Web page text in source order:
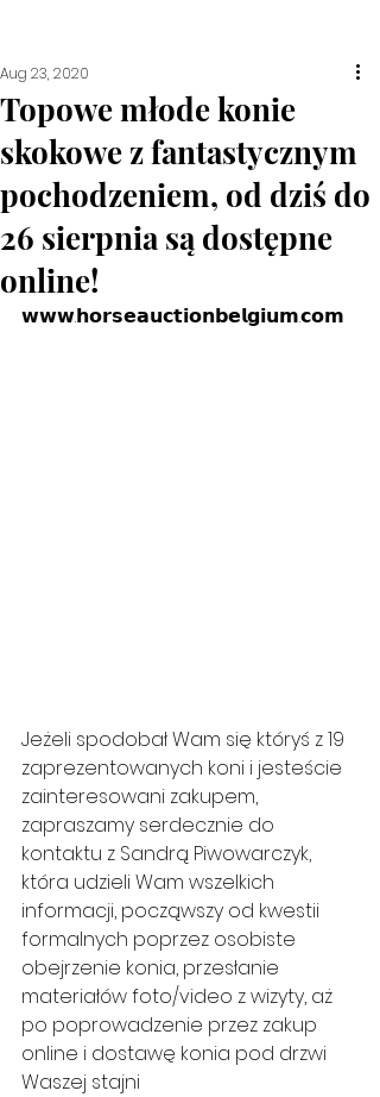
Topowe młode konie
skokowe z fantastycznym
pochodzeniem, od dziś do
26 sierpnia są dostępne
online!
Aug 23, 2020
𝘄𝘄𝘄.𝗵𝗼𝗿𝘀𝗲𝗮𝘂𝗰𝘁𝗶𝗼𝗻𝗯𝗲𝗹𝗴𝗶𝘂𝗺.𝗰𝗼𝗺
Jeżeli spodobał Wam się któryś z 19
zaprezentowanych koni i jesteście
zainteresowani zakupem,
zapraszamy serdecznie do
kontaktu z Sandrą Piwowarczyk,
która udzieli Wam wszelkich
informacji, począwszy od kwestii
formalnych poprzez osobiste
obejrzenie konia, przesłanie
materiałów foto/video z wizyty, aż
po poprowadzenie przez zakup
online i dostawę konia pod drzwi
Waszej stajni ⁣